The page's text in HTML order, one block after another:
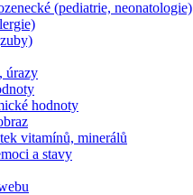
(pediatrie, neonatologie)
úrazy
hodnoty
vitamínů, minerálů
a stavy